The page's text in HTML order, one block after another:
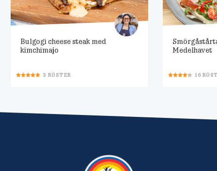
Bulgogi cheese steak med
kimchimajo
3 RÖSTER
Medelhavet
16